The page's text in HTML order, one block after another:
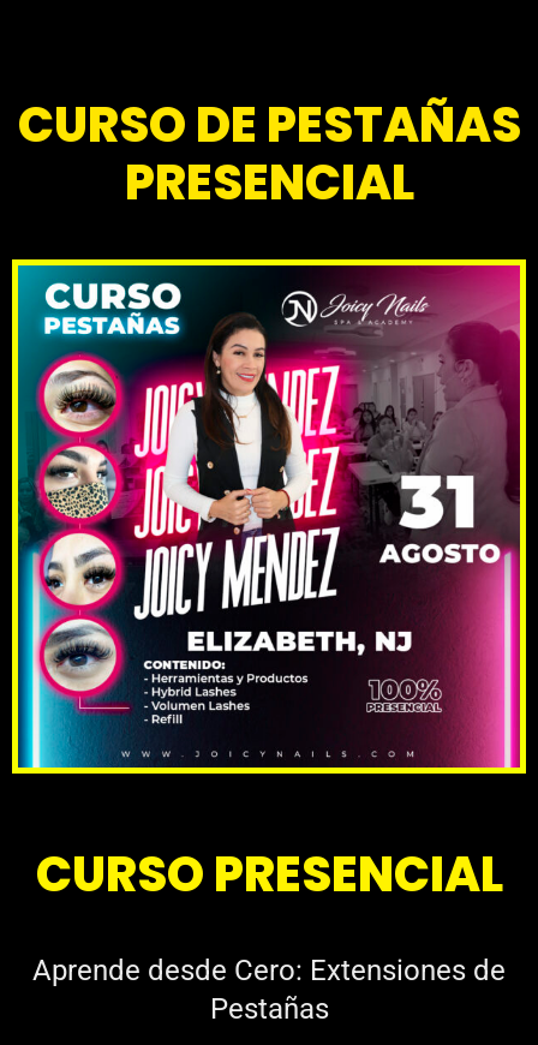
CURSO DE PESTAÑAS
PRESENCIAL
CURSO PRESENCIAL
Aprende desde Cero: Extensiones de
Pestañas